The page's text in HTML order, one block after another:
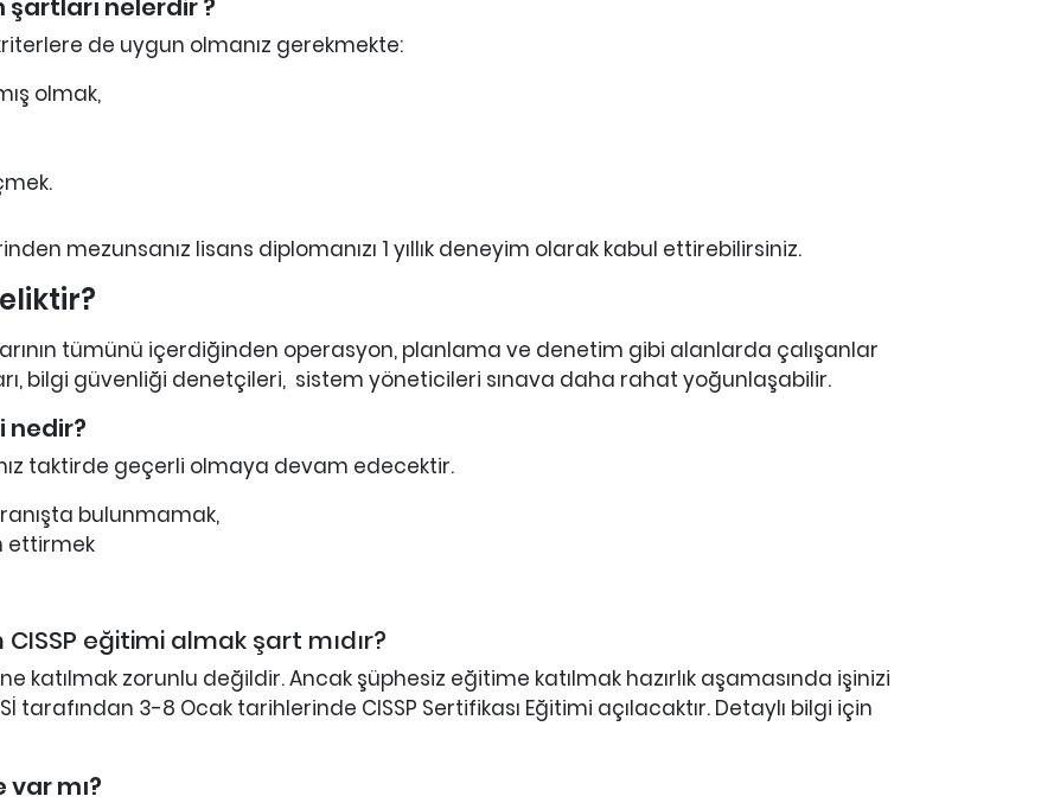
şartları nelerdir ?
de uygun olmanız gerekmekte:
olmak,
mezunsanız lisans diplomanızı 1 yıllık deneyim olarak kabul ettirebilirsiniz.
tümünü içerdiğinden operasyon, planlama ve denetim gibi alanlarda çalışanlar
bilgi güvenliği denetçileri, sistem yöneticileri sınava daha rahat yoğunlaşabilir.
nedir?
taktirde geçerli olmaya devam edecektir.
bulunmamak,
ettirmek
eğitimi almak şart mıdır?
katılmak zorunlu değildir. Ancak şüphesiz eğitime katılmak hazırlık aşamasında işinizi
tarafından 3-8 Ocak tarihlerinde CISSP Sertifikası Eğitimi açılacaktır. Detaylı bilgi için
mı?